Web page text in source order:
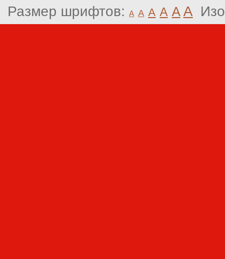
Размер шрифтов: A A A A A A